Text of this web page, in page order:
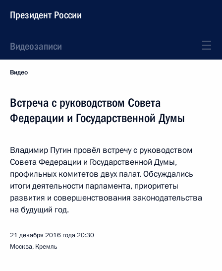
Президент России
Видеозаписи
Видео
Встреча с руководством Совета
Федерации и Государственной Думы
Владимир Путин провёл встречу с руководством
Совета Федерации и Государственной Думы,
профильных комитетов двух палат. Обсуждались
итоги деятельности парламента, приоритеты
развития и совершенствования законодательства
на будущий год.
21 декабря 2016 года20:30
Москва, Кремль